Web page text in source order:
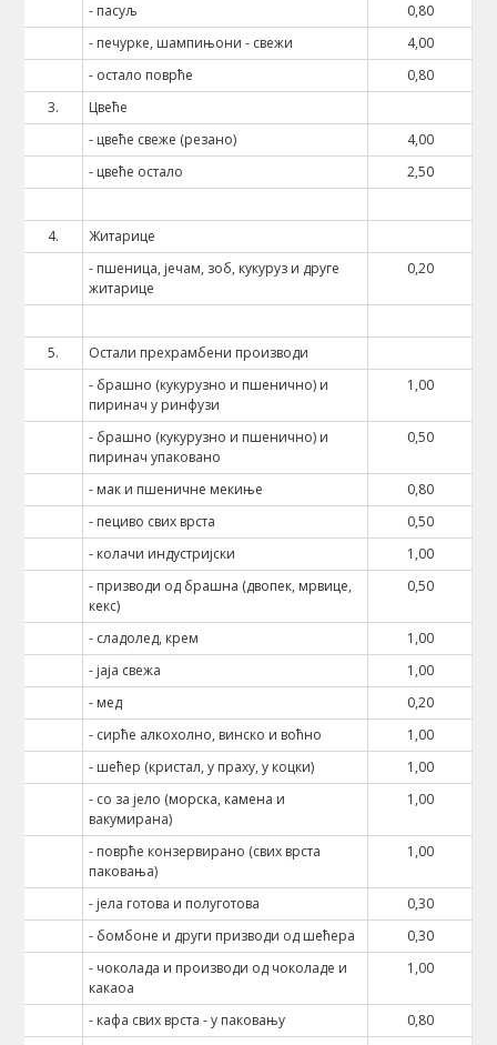
- пасуљ
0,80
- печурке, шампињони - свежи
4,00
- остало поврће
0,80
3.
Цвеће
- цвеће свеже (резано)
4,00
- цвеће остало
2,50
4.
Житарице
- пшеница, јечам, зоб, кукуруз и друге
житарице
0,20
5.
Остали прехрамбени производи
- брашно (кукурузно и пшенично) и
пиринач у ринфузи
1,00
- брашно (кукурузно и пшенично) и
пиринач упаковано
0,50
- мак и пшеничне мекиње
0,80
- пециво свих врста
0,50
- колачи индустријски
1,00
- призводи од брашна (двопек, мрвице,
кекс)
0,50
- сладолед, крем
1,00
- јаја свежа
1,00
- мед
0,20
- сирће алкохолно, винско и воћно
1,00
- шећер (кристал, у праху, у коцки)
1,00
- со за јело (морска, камена и
вакумирана)
1,00
- поврће конзервирано (свих врста
паковања)
1,00
- јела готова и полуготова
0,30
- бомбоне и други призводи од шећера
0,30
- чоколада и производи од чоколаде и
какаоа
1,00
- кафа свих врста - у паковању
0,80